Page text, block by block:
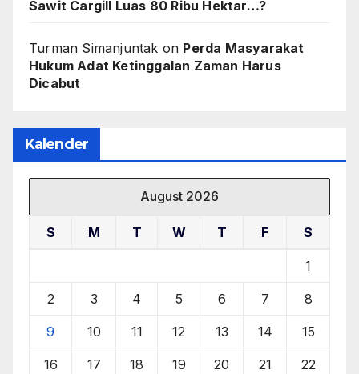
Sawit Cargill Luas 80 Ribu Hektar…?
Turman Simanjuntak on Perda Masyarakat
Hukum Adat Ketinggalan Zaman Harus
Dicabut
Kalender
August 2026
S M T W T F S
1
2 3 4 5 6 7 8
9 10 11 12 13 14 15
16 17 18 19 20 21 22